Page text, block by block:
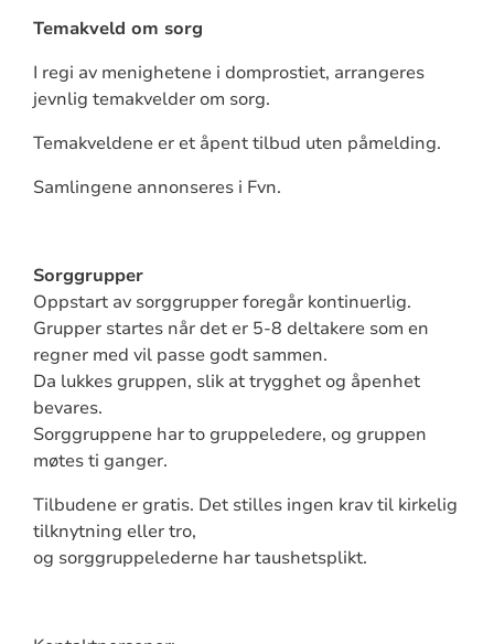
Temakveld om sorg
I regi av menighetene i domprostiet, arrangeres
jevnlig temakvelder om sorg.
Temakveldene er et åpent tilbud uten påmelding.
Samlingene annonseres i Fvn.
Sorggrupper
Oppstart av sorggrupper foregår kontinuerlig.
Grupper startes når det er 5-8 deltakere som en
regner med vil passe godt sammen.
Da lukkes gruppen, slik at trygghet og åpenhet
bevares.
Sorggruppene har to gruppeledere, og gruppen
møtes ti ganger.
Tilbudene er gratis. Det stilles ingen krav til kirkelig
tilknytning eller tro,
og sorggruppelederne har taushetsplikt.